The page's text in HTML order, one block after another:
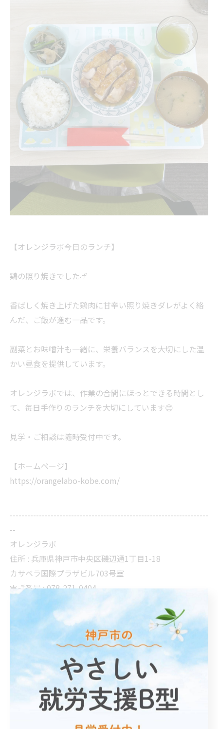
【オレンジラボ今日のランチ】
鶏の照り焼きでした🍗
香ばしく焼き上げた鶏肉に甘辛い照り焼きダレがよく絡
んだ、ご飯が進む一品です。
副菜とお味噌汁も一緒に、栄養バランスを大切にした温
かい昼食を提供しています。
オレンジラボでは、作業の合間にほっとできる時間とし
て、毎日手作りのランチを大切にしています😊
見学・ご相談は随時受付中です。
【ホームページ】
https://orangelabo-kobe.com/
--------------------------------------------------------------------
--
オレンジラボ
住所 : 兵庫県神戸市中央区磯辺通1丁目1-18
カサベラ国際プラザビル703号室
電話番号 :078-271-0404
神戸市にて軽作業を通した支援
神戸市にて身体障がいの方の支援
神戸市にて知的障がいの方を支援
三ノ宮周辺の就労支援B型